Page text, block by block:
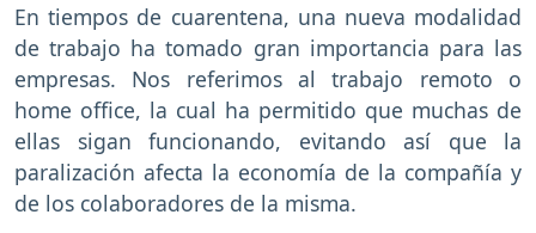
En tiempos de cuarentena, una nueva modalidad
de trabajo ha tomado gran importancia para las
empresas. Nos referimos al trabajo remoto o
home office, la cual ha permitido que muchas de
ellas sigan funcionando, evitando así que la
paralización afecta la economía de la compañía y
de los colaboradores de la misma.